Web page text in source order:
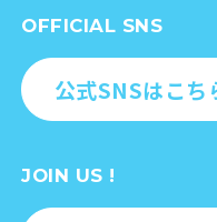
OFFICIAL SNS
公式SNSはこち
JOIN US !